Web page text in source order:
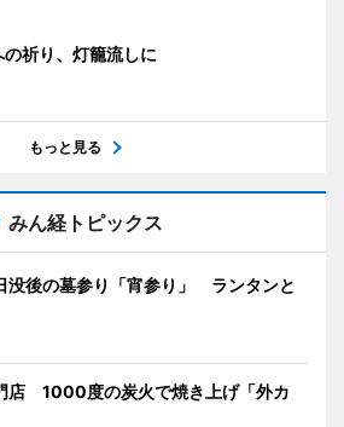
の祈り、灯籠流しに
もっと見る
みん経トピックス
没後の墓参り「宵参り」 ランタンと
店 1000度の炭火で焼き上げ「外カ